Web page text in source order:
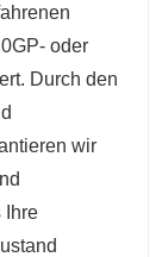
oder
Durch den
wir
Ihre